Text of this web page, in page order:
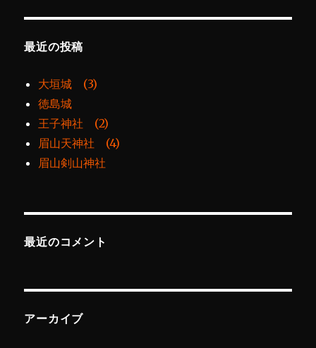
最近の投稿
大垣城 (3)
徳島城
王子神社 (2)
眉山天神社 (4)
眉山剣山神社
最近のコメント
アーカイブ